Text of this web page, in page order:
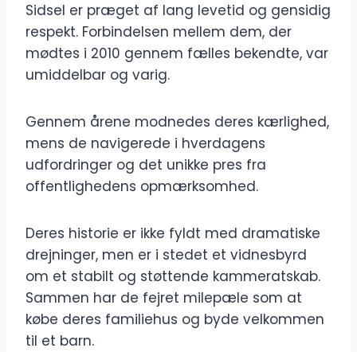
Sidsel er præget af lang levetid og gensidig
respekt. Forbindelsen mellem dem, der
mødtes i 2010 gennem fælles bekendte, var
umiddelbar og varig.
Gennem årene modnedes deres kærlighed,
mens de navigerede i hverdagens
udfordringer og det unikke pres fra
offentlighedens opmærksomhed.
Deres historie er ikke fyldt med dramatiske
drejninger, men er i stedet et vidnesbyrd
om et stabilt og støttende kammeratskab.
Sammen har de fejret milepæle som at
købe deres familiehus og byde velkommen
til et barn.